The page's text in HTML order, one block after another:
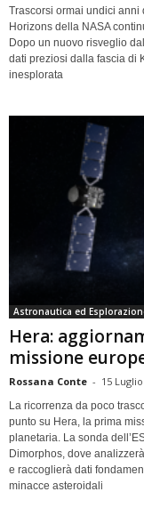
Trascorsi ormai undici
Horizons della NASA
Dopo un nuovo risveglio
dati preziosi dalla fascia di
inesplorata
Astronautica ed
Hera:
missione
Rossana Conte - 15
La ricorrenza da poco
punto su Hera, la prima
planetaria. La sonda
Dimorphos, dove
e raccoglierà dati
minacce asteroidali